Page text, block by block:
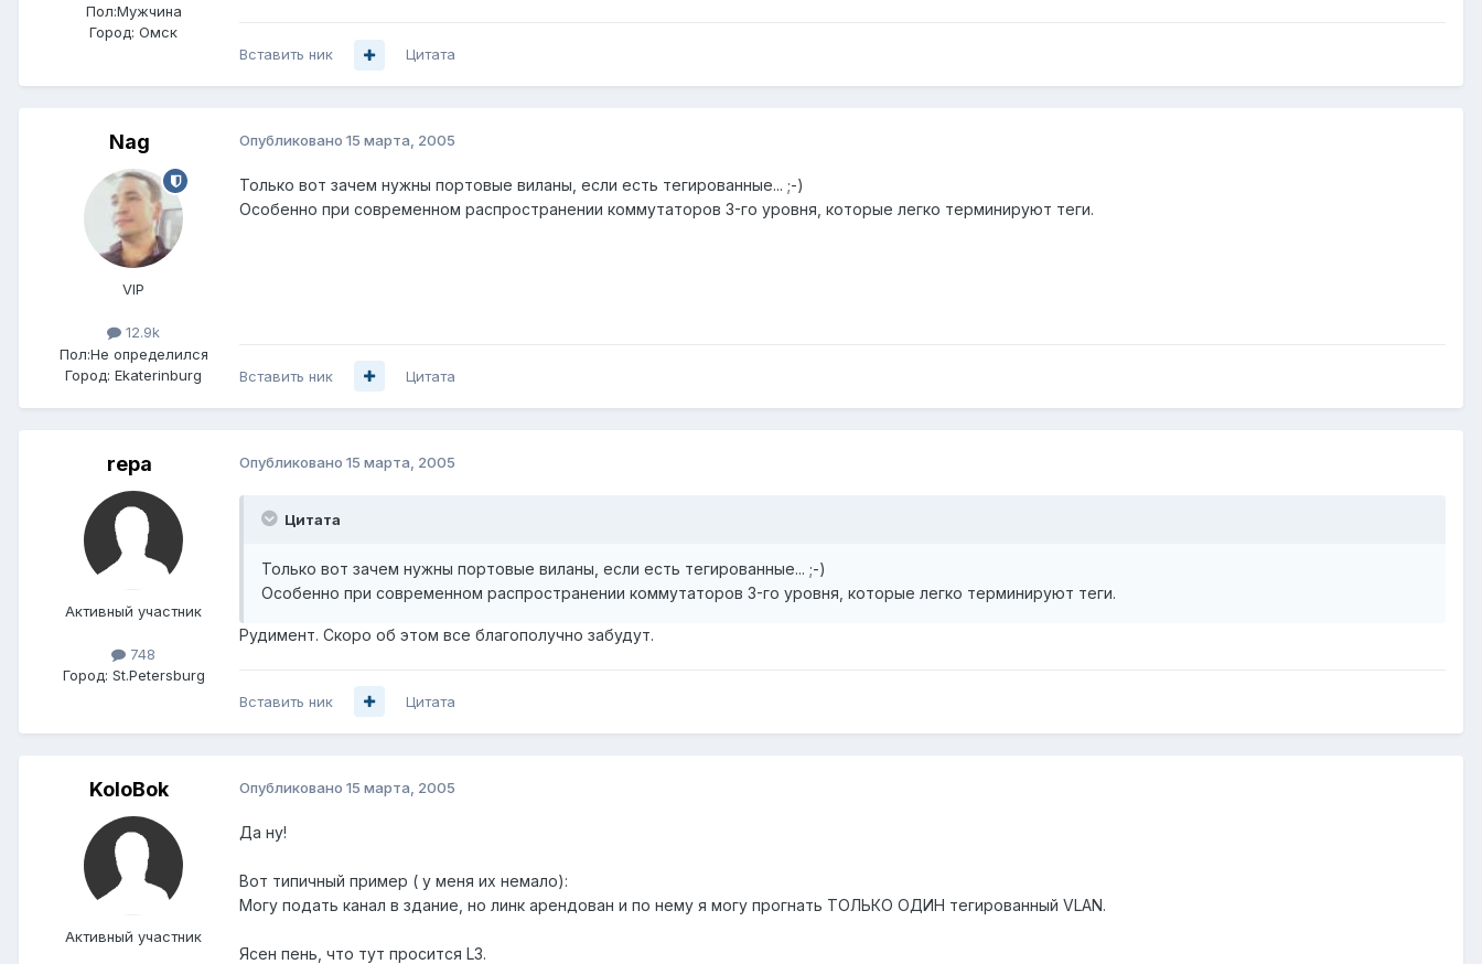
Пол:Мужчина
Город: Омск
Вставить ник Цитата
Nag
VIP
12.9k
Пол:Не определился
Город: Ekaterinburg
Опубликовано 15 марта, 2005
Только вот зачем нужны портовые виланы, если есть тегированные... ;-)
Особенно при современном распространении коммутаторов 3-го уровня, которые легко терминируют теги.
Вставить ник Цитата
repa
Активный участник
748
Город: St.Petersburg
Опубликовано 15 марта, 2005
Цитата
Только вот зачем нужны портовые виланы, если есть тегированные... ;-)
Особенно при современном распространении коммутаторов 3-го уровня, которые легко терминируют теги.
Рудимент. Скоро об этом все благополучно забудут.
Вставить ник Цитата
KoloBok
Активный участник
Опубликовано 15 марта, 2005
Да ну!
Вот типичный пример ( у меня их немало):
Могу подать канал в здание, но линк арендован и по нему я могу прогнать ТОЛЬКО ОДИН тегированный VLAN.
Ясен пень, что тут просится L3.